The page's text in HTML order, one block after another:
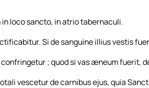
loco sancto, in atrio tabernaculi.
Si de sanguine illius vestis
; quod si vas æneum fuerit,
vescetur de carnibus ejus, quia